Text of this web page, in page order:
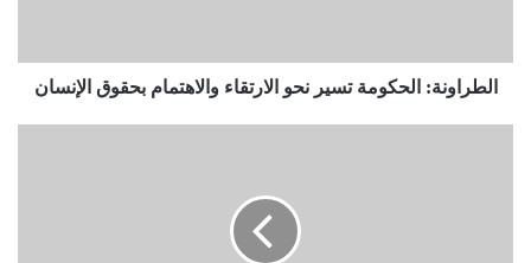
الطراونة: الحكومة تسير نحو الارتقاء والاهتمام بحقوق الإنسان